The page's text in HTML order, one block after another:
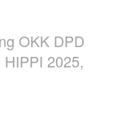
OKK DPD
2025,